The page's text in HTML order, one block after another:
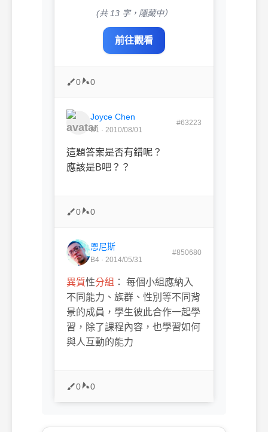
(共 13 字，隱藏中）
前往觀看
0 0
Joyce Chen
B1 · 2010/08/01
#63223
這題答案是否有錯呢？
應該是B吧？？
0 0
恩尼斯
B4 · 2014/05/31
#850680
異質性分組 ： 每個小組應納入
不同能力、族群、性別等不同背
景的成員，學生彼此合作一起學
習，除了課程內容，也學習如何
與人互動的能力
0 0